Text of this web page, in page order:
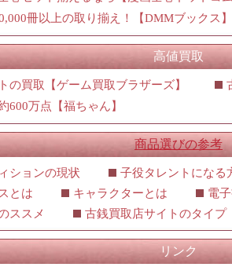
冊以上の取り揃え！【DMMブックス】
高値買取
の買取【ゲーム買取ブラザーズ】
600万点【福ちゃん】
商品選びの参考
ションの現状
子役タレントになる
とは
キャラクターとは
電
ススメ
古銭買取店サイトのタイプ
リンク